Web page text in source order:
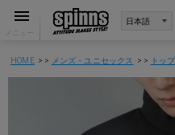
HOME メンズ・ユニセックス トッ